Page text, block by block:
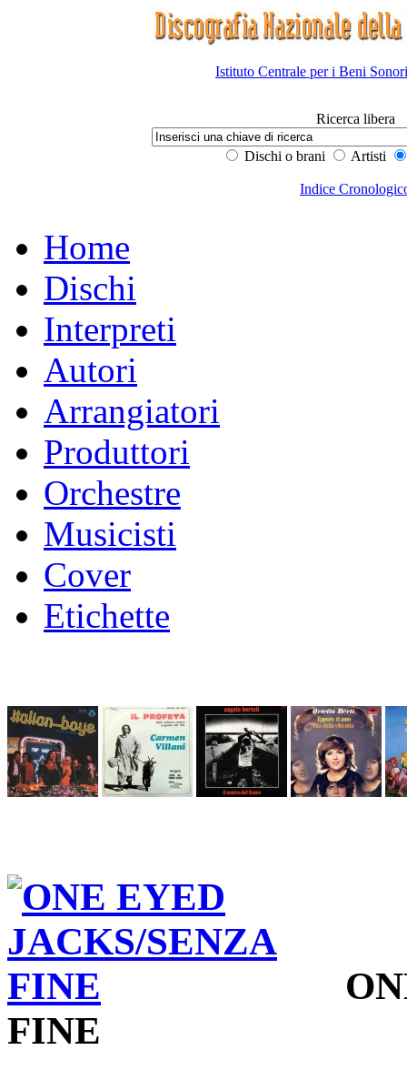
Istituto Centrale per i Beni
Ricerca libera
Dischi o brani Artisti
Indice
Home
Dischi
Interpreti
Autori
Arrangiatori
Produttori
Orchestre
Musicisti
Cover
Etichette
FINE